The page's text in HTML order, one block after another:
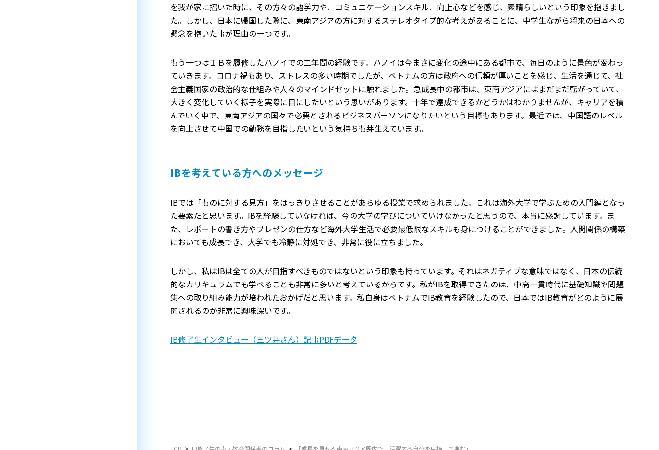
を我が家に招いた時に、その方々の語学力や、コミュニケーションスキル、向上心などを感じ、素晴らしいという印象を抱きまし
た。しかし、日本に帰国した際に、東南アジアの方に対するステレオタイプ的な考えがあることに、中学生ながら将来の日本への
懸念を抱いた事が理由の一つです。
もう一つはＩＢを履修したハノイでの二年間の経験です。ハノイは今まさに変化の途中にある都市で、毎日のように景色が変わっ
ていきます。コロナ禍もあり、ストレスの多い時期でしたが、ベトナムの方は政府への信頼が厚いことを感じ、生活を通じて、社
会主義国家の政治的な仕組みや人々のマインドセットに触れました。急成長中の都市は、東南アジアにはまだまだ転がっていて、
大きく変化していく様子を実際に目にしたいという思いがあります。十年で達成できるかどうかはわかりませんが、キャリアを積
んでいく中で、東南アジアの国々で必要とされるビジネスパーソンになりたいという目標もあります。最近では、中国語のレベル
を向上させて中国での勤務を目指したいという気持ちも芽生えています。
IBを考えている方へのメッセージ
IBでは「ものに対する見方」をはっきりさせることがあらゆる授業で求められました。これは海外大学で学ぶための入門編となっ
た要素だと思います。IBを経験していなければ、今の大学の学びについていけなかったと思うので、本当に感謝しています。ま
た、レポートの書き方やプレゼンの仕方など海外大学生活で必要最低限なスキルも身につけることができました。人間関係の構築
においても成長でき、大学でも冷静に対処でき、非常に役に立ちました。
しかし、私はIBは全ての人が目指すべきものではないという印象も持っています。それはネガティブな意味ではなく、日本の伝統
的なカリキュラムでも学べることも非常に多いと考えているからです。私がIBを取得できたのは、中高一貫時代に基礎知識や問題
集への取り組み能力が培われたおかげだと思います。私自身はベトナムでIB教育を経験したので、日本ではIB教育がどのように展
開されるのか非常に興味深いです。
IB修了生インタビュー（三ツ井さん） 記事PDFデータ
TOP IB修了生の声・教育関係者のコラム 「成長を見せる東南アジア圏内で、活躍する自分を目指して進む」